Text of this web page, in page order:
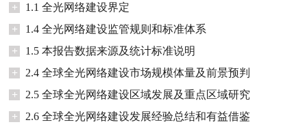
+
1.1 全光网络建设界定
+
1.4 全光网络建设监管规则和标准体系
+
1.5 本报告数据来源及统计标准说明
+
2.4 全球全光网络建设市场规模体量及前景预判
+
2.5 全球全光网络建设区域发展及重点区域研究
+
2.6 全球全光网络建设发展经验总结和有益借鉴